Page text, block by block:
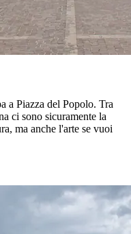
a Piazza del Popolo. Tra
ci sono sicuramente la
ma anche l'arte se vuoi